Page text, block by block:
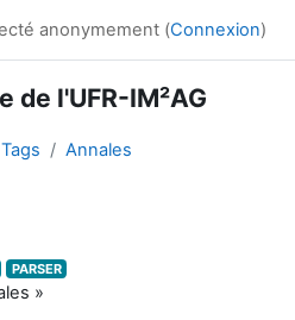
anonymement (Connexion)
de l'UFR-IM²AG
Tags Annales
PARSER
»